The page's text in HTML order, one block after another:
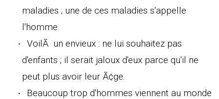
maladies ; une de ces maladies s'appelle
l'homme.
VoilÃ un envieux : ne lui souhaitez pas
d'enfants ; il serait jaloux d'eux parce qu'il ne
peut plus avoir leur Ã¢ge.
Beaucoup trop d'hommes viennent au monde